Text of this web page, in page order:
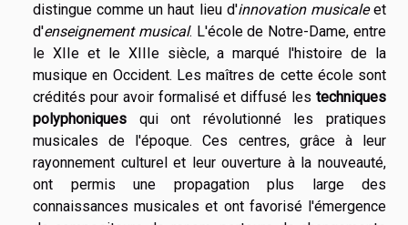
distingue comme un haut lieu d'innovation musicaleet
d'enseignement musical. L'école de Notre-Dame, entre
le XIIe et le XIIIe siècle, a marqué l'histoire de la
musique en Occident. Les maîtres de cette école sont
crédités pour avoir formalisé et diffusé les techniques
polyphoniques qui ont révolutionné les pratiques
musicales de l'époque. Ces centres, grâce à leur
rayonnement culturel et leur ouverture à la nouveauté,
ont permis une propagation plus large des
connaissances musicales et ont favorisé l'émergence